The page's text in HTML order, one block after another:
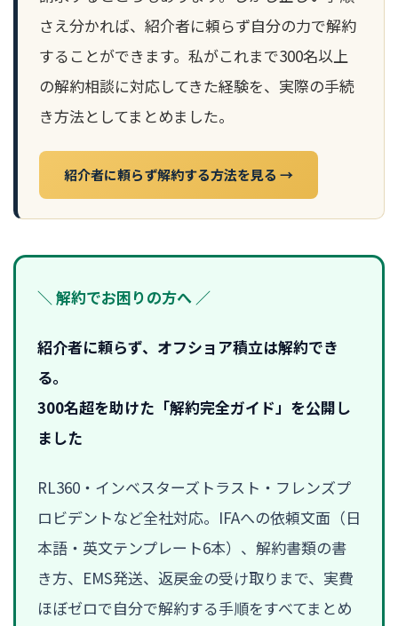
さえ分かれば、紹介者に頼らず自分の力で解約
することができます。私がこれまで300名以上
の解約相談に対応してきた経験を、実際の手続
き方法としてまとめました。
紹介者に頼らず解約する方法を見る →
＼ 解約でお困りの方へ ／
紹介者に頼らず、オフショア積立は解約でき
る。
300名超を助けた「解約完全ガイド」を公開し
ました
RL360・インベスターズトラスト・フレンズプ
ロビデントなど全社対応。IFAへの依頼文面（日
本語・英文テンプレート6本）、解約書類の書
き方、EMS発送、返戻金の受け取りまで、実費
ほぼゼロで自分で解約する手順をすべてまとめ